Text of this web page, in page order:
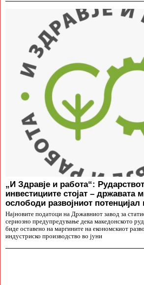
„И Здравје и работа“:
инвестициите стојат – државата
ослободи развојниот потенцијал
Најновите податоци на Државниот завод за
сериозно предупредување дека македонското
биде оставено на маргините на економскиот
индустриско производство во јуни